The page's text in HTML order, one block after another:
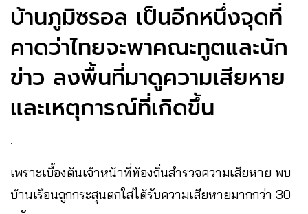
บ้านภูมิซรอล เป็นอีกหนึ่งจุดที่
คาดว่าไทยจะพาคณะทูตและนัก
ข่าว ลงพื้นที่มาดูความเสียหาย
และเหตุการณ์ที่เกิดขึ้น
.
เพราะเบื้องต้นเจ้าหน้าที่ท้องถิ่นสำรวจความเสียหาย พบ
บ้านเรือนถูกกระสุนตกใส่ได้รับความเสียหายมากกว่า 30